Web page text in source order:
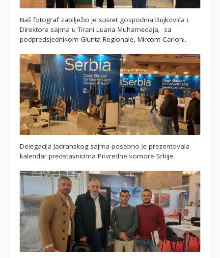
Naš fotograf zabilježio je susret gospodina Bujkovića i
Direktora sajma u Tirani Luana Muhamedaja, sa
podpredsjednikom Giunta Regionale, Mircom Carloni.
Delegacija Jadranskog sajma posebno je prezentovala
kalendar predstavnicima Privredne komore Srbije.